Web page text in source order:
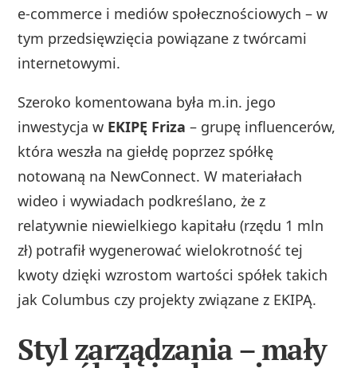
e‑commerce i mediów społecznościowych – w
tym przedsięwzięcia powiązane z twórcami
internetowymi.
Szeroko komentowana była m.in. jego
inwestycja w EKIPĘ Friza – grupę influencerów,
która weszła na giełdę poprzez spółkę
notowaną na NewConnect. W materiałach
wideo i wywiadach podkreślano, że z
relatywnie niewielkiego kapitału (rzędu 1 mln
zł) potrafił wygenerować wielokrotność tej
kwoty dzięki wzrostom wartości spółek takich
jak Columbus czy projekty związane z EKIPĄ.
Styl zarządzania – mały